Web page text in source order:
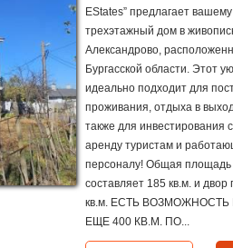
EStates” предлагает
трехэтажный дом в
Александрово,
Бургасской области. Этот
идеально подходит для
проживания, отдыха в
также для инвестирования
аренду туристам и
персоналу! Общая площадь
составляет 185 кв.м. и
кв.м. ЕСТЬ
ЕЩЕ 400 КВ.М. ПО...